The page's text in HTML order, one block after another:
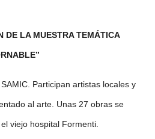
LA MUESTRA TEMÁTICA
Participan artistas locales y
al arte. Unas 27 obras se
viejo hospital Formenti.